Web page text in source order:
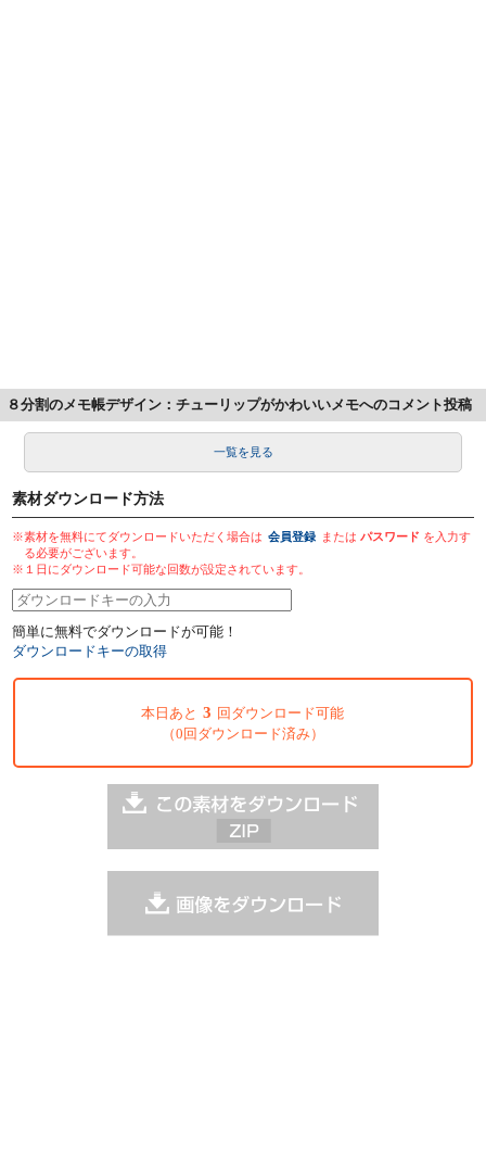
８分割のメモ帳デザイン：チューリップがかわいいメモへのコメント投稿
一覧を見る
素材ダウンロード方法
※素材を無料にてダウンロードいただく場合は 会員登録 またはパスワード を入力す
る必要がございます。
※１日にダウンロード可能な回数が設定されています。
簡単に無料でダウンロードが可能！
ダウンロードキーの取得
本日あと 3 回ダウンロード可能
（0回ダウンロード済み）